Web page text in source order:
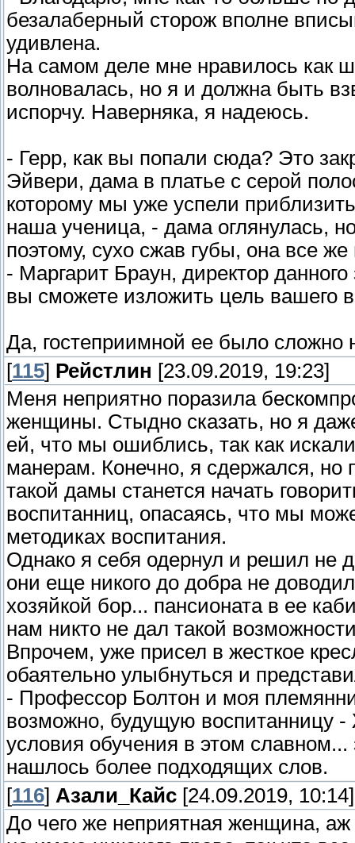
безалаберный сторож вполне
удивлена.
На самом деле мне нравилось как
волновалась, но я и должна быть
испорчу. Наверняка, я надеюсь.
- Герр, как вы попали сюда? Это
Эйвери, дама в платье с серой
которому мы уже успели
наша ученица, - дама оглянулась,
поэтому, сухо сжав губы, она все
- Маргарит Браун, директор
вы сможете изложить цель вашего
Да, гостеприимной ее было сложно
[115] Рейстлин [23.09.2019, 19:23]
Меня неприятно поразила
женщины. Стыдно сказать, но я
ей, что мы ошиблись, так как
манерам. Конечно, я сдержался, но
такой дамы станется начать
воспитанниц, опасаясь, что мы
методиках воспитания.
Однако я себя одернул и решил не
они еще никого до добра не
хозяйкой бор... пансионата в ее
нам никто не дал такой
Впрочем, уже присел в жесткое
обаятельно улыбнуться и
- Профессор Болтон и моя
возможно, будущую воспитанницу
условия обучения в этом
нашлось более подходящих слов.
[116] Азали_Кайс [24.09.2019, 10:14]
До чего же неприятная женщина,